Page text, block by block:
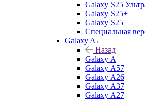
Galaxy S25
Galaxy S25+
Galaxy S25
Специальная
Galaxy A
Назад
Galaxy A
Galaxy A57
Galaxy A26
Galaxy A37
Galaxy A27